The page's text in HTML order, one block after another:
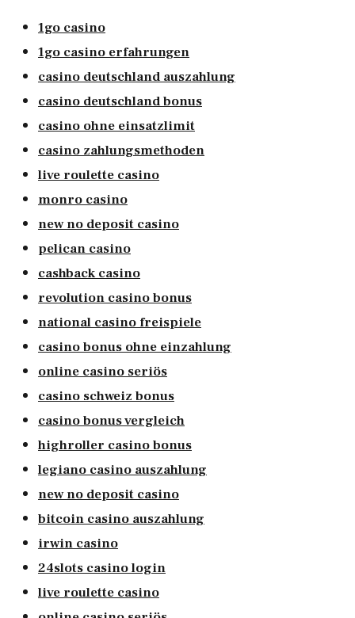
1go casino
1go casino erfahrungen
casino deutschland auszahlung
casino deutschland bonus
casino ohne einsatzlimit
casino zahlungsmethoden
live roulette casino
monro casino
new no deposit casino
pelican casino
cashback casino
revolution casino bonus
national casino freispiele
casino bonus ohne einzahlung
online casino seriös
casino schweiz bonus
casino bonus vergleich
highroller casino bonus
legiano casino auszahlung
new no deposit casino
bitcoin casino auszahlung
irwin casino
24slots casino login
live roulette casino